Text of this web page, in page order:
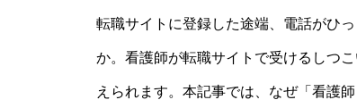
転職サイトに登録した途端、電話がひ
か。看護師が転職サイトで受けるしつ
えられます。本記事では、なぜ「看護